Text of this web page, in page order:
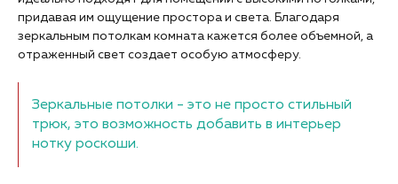
придавая им ощущение простора и света. Благодаря
зеркальным потолкам комната кажется более объемной, а
отраженный свет создает особую атмосферу.
Зеркальные потолки - это не просто стильный
трюк, это возможность добавить в интерьер
нотку роскоши.